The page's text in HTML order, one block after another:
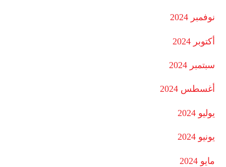
نوفمبر 2024
أكتوبر 2024
سبتمبر 2024
أغسطس 2024
يوليو 2024
يونيو 2024
مايو 2024